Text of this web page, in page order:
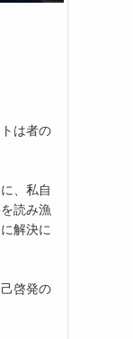
は者の
、私自
読み漁
解決に
啓発の